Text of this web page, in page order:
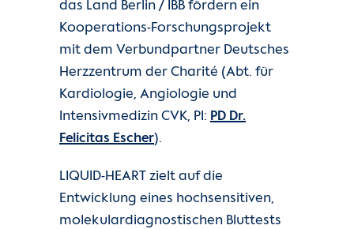
das Land Berlin / IBB fördern ein
Kooperations-Forschungsprojekt
mit dem Verbundpartner Deutsches
Herzzentrum der Charité (Abt. für
Kardiologie, Angiologie und
Intensivmedizin CVK, PI: PD Dr.
Felicitas Escher).
LIQUID-HEART zielt auf die
Entwicklung eines hochsensitiven,
molekulardiagnostischen Bluttests